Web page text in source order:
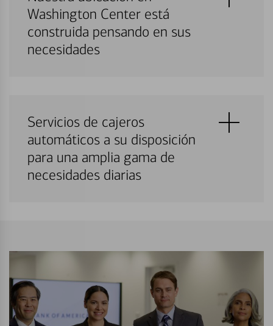
Washington Center está
construida pensando en sus
necesidades
Servicios de cajeros
automáticos a su disposición
para una amplia gama de
necesidades diarias